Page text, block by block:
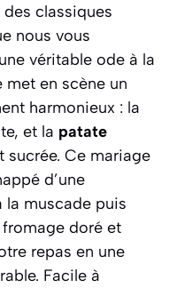
classiques
nous vous
véritable ode à la
met en scène un
harmonieux : la
et la patate
sucrée. Ce mariage
d’une
la muscade puis
fromage doré et
repas en une
Facile à